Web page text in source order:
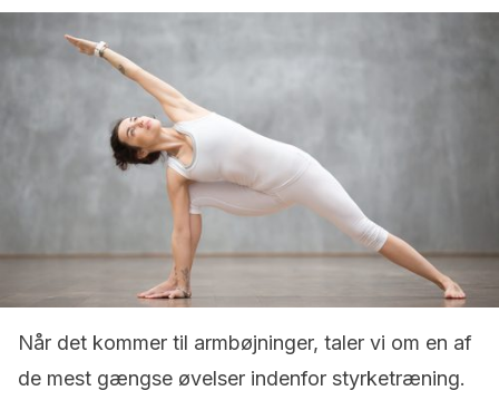
Når det kommer til armbøjninger, taler vi om en af
de mest gængse øvelser indenfor styrketræning.